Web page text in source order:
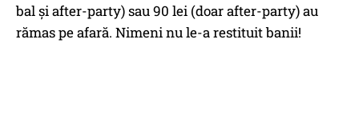
bal și after-party) sau 90 lei (doar after-party) au
rămas pe afară. Nimeni nu le-a restituit banii!